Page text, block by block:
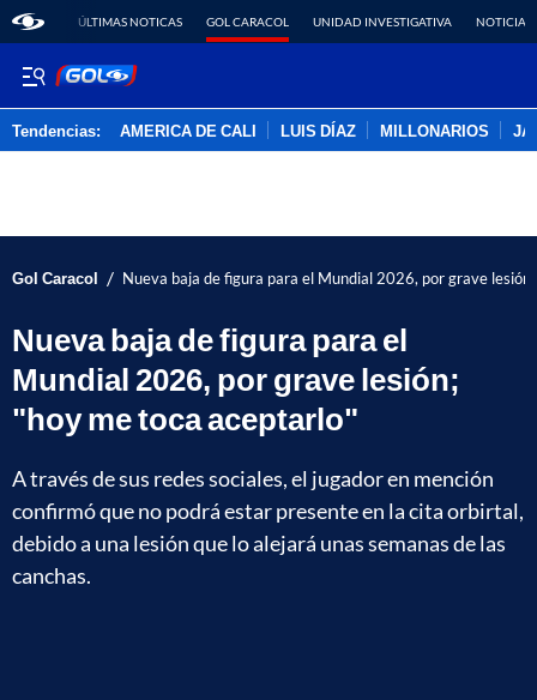
ÚLTIMAS NOTICAS GOL CARACOL UNIDAD INVESTIGATIVA NOTICIAS
Tendencias: AMERICA DE CALI LUIS DÍAZ MILLONARIOS
Gol Caracol / Nueva baja de figura para el Mundial 2026, por grave
Nueva baja de figura para el
Mundial 2026, por grave lesión;
"hoy me toca aceptarlo"
A través de sus redes sociales, el jugador en mención
confirmó que no podrá estar presente en la cita orbirtal,
debido a una lesión que lo alejará unas semanas de las
canchas.